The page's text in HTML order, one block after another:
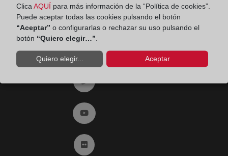
Registro de entrada del Colegio de registradores
Ir a facebook (abre en ventana nueva)
Ir a YouTube (abre en ventana nueva)
Ir a Flickr (abre en ventana nueva)
Clica AQUÍ para más información de la “Política de cookies”.
Puede aceptar todas las cookies pulsando el botón
“Aceptar” o configurarlas o rechazar su uso pulsando el
botón “Quiero elegir…”
Quiero elegir... Aceptar